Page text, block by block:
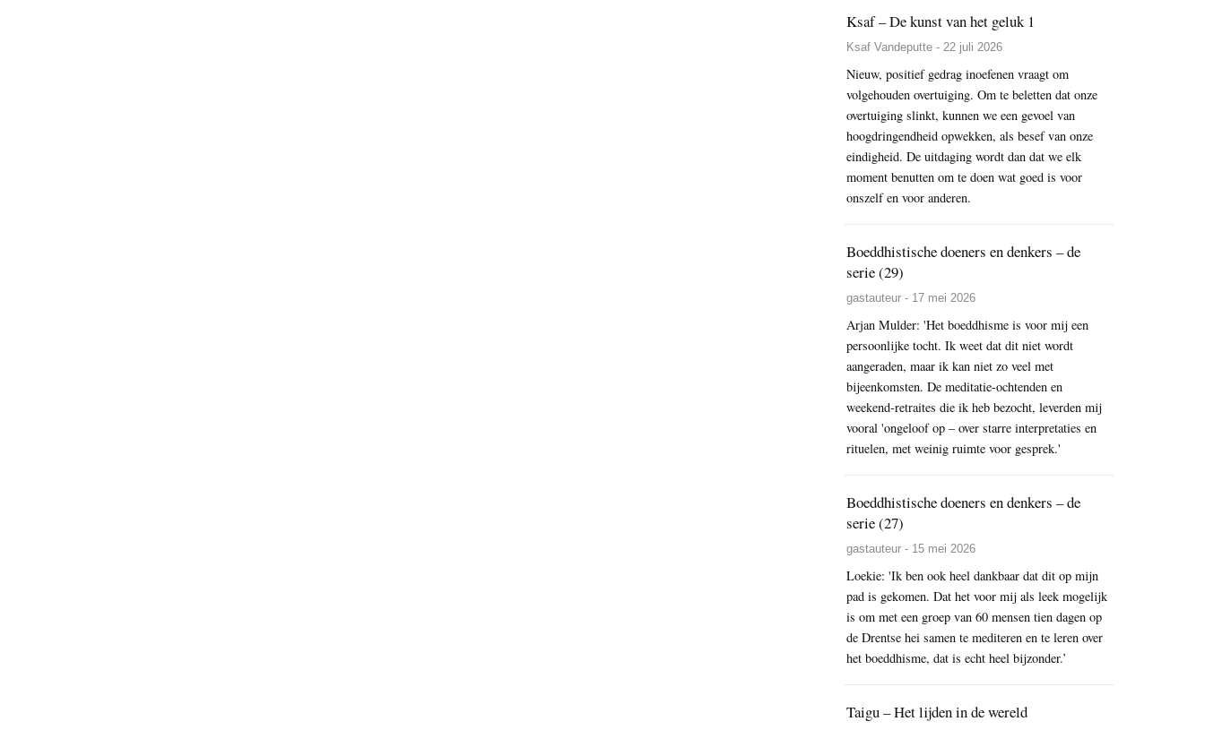
Ksaf – De kunst van het geluk 1
Ksaf Vandeputte - 22 juli 2026
Nieuw, positief gedrag inoefenen vraagt om
volgehouden overtuiging. Om te beletten dat onze
overtuiging slinkt, kunnen we een gevoel van
hoogdringendheid opwekken, als besef van onze
eindigheid. De uitdaging wordt dan dat we elk
moment benutten om te doen wat goed is voor
onszelf en voor anderen.
Boeddhistische doeners en denkers – de
serie (29)
gastauteur - 17 mei 2026
Arjan Mulder: 'Het boeddhisme is voor mij een
persoonlijke tocht. Ik weet dat dit niet wordt
aangeraden, maar ik kan niet zo veel met
bijeenkomsten. De meditatie-ochtenden en
weekend-retraites die ik heb bezocht, leverden mij
vooral 'ongeloof op – over starre interpretaties en
rituelen, met weinig ruimte voor gesprek.'
Boeddhistische doeners en denkers – de
serie (27)
gastauteur - 15 mei 2026
Loekie: 'Ik ben ook heel dankbaar dat dit op mijn
pad is gekomen. Dat het voor mij als leek mogelijk
is om met een groep van 60 mensen tien dagen op
de Drentse hei samen te mediteren en te leren over
het boeddhisme, dat is echt heel bijzonder.’
Taigu – Het lijden in de wereld